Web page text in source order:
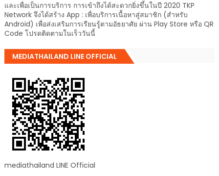
และเพื่อเป็นการบริการ การเข้าถึงได้สะดวกยิ่งขึ้นในปี 2020 TKP
Network จึงได้สร้าง App : เพื่อบริการเนื้อหาสู่สมาชิก (สำหรับ
Android) เพื่อส่งเสริมการเรียนรู้ตามอัธยาศัย ผ่าน Play Store หรือ QR
Code โปรดติดตามในเร็ววันนี้
MEDIATHAILAND LINE OFFICIAL
mediathailand LINE Official